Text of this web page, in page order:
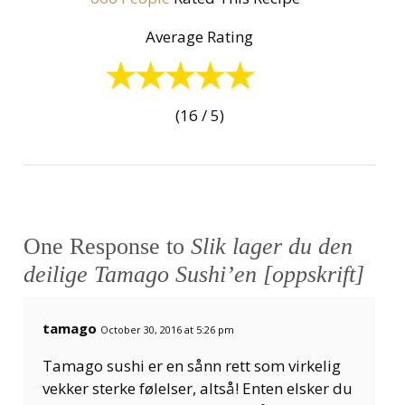
Average Rating
(16 / 5)
One Response to Slik lager du den
deilige Tamago Sushi’en [oppskrift]
tamago October 30, 2016 at 5:26 pm
Tamago sushi er en sånn rett som virkelig
vekker sterke følelser, altså! Enten elsker du